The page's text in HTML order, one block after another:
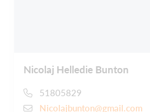
Nicolaj Helledie Bunton
51805829
Nicolajbunton@gmail.com